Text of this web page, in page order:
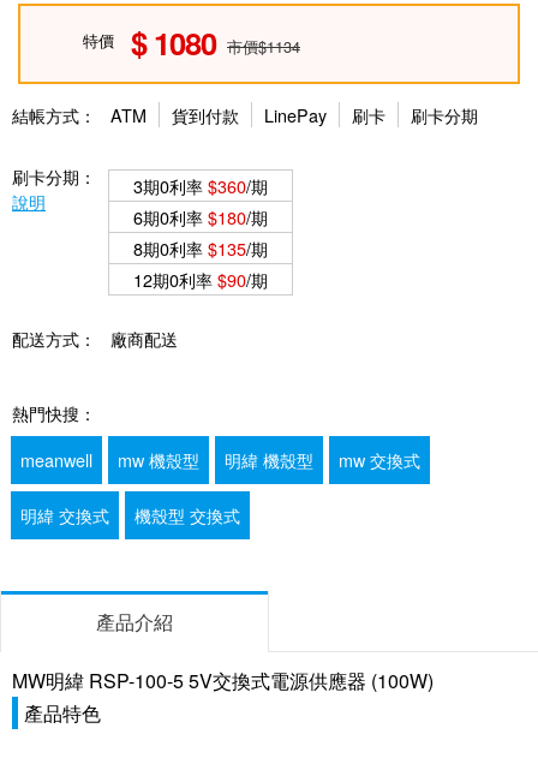
特價 1080 市價$1134
結帳方式： ATM 貨到付款 LinePay 刷卡 刷卡分期
刷卡分期：
說明
3期0利率$360/期
6期0利率$180/期
8期0利率$135/期
12期0利率$90/期
配送方式： 廠商配送
熱門快搜：
meanwell
mw 機殼型 明緯 機殼型 mw 交換式
明緯 交換式 機殼型 交換式
產品介紹
MW明緯 RSP-100-5 5V交換式電源供應器 (100W)
產品特色